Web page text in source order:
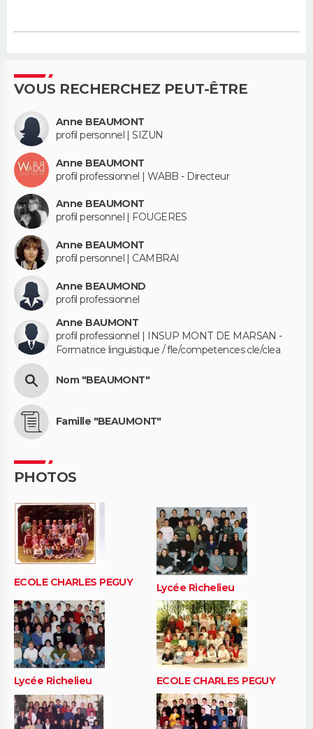
VOUS RECHERCHEZ PEUT-ÊTRE
Anne BEAUMONT
profil personnel | SIZUN
Anne BEAUMONT
profil professionnel | WABB - Directeur
Anne BEAUMONT
profil personnel | FOUGERES
Anne BEAUMONT
profil personnel | CAMBRAI
Anne BEAUMOND
profil professionnel
Anne BAUMONT
profil professionnel | INSUP MONT DE MARSAN -
Formatrice linguistique / fle/competences cle/clea
Nom "BEAUMONT"
Famille "BEAUMONT"
PHOTOS
ECOLE CHARLES PEGUY Lycée Richelieu
Lycée Richelieu ECOLE CHARLES PEGUY